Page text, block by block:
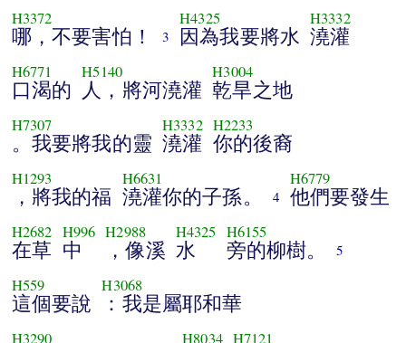
H3372
哪，不要害怕！ 3
H4325
因為我要將水
H3332
澆灌
H6771
口渴的
H5140
人，將河澆灌
H3004
乾旱之地
H7307
。我要將我的靈
H3332
澆灌
H2233
你的後裔
H1293
，將我的福
H6631
澆灌你的子孫。 4
H6779
他們要發生
H2682
在草
H996
中
H2988
，像溪
H4325
水
H6155
旁的柳樹。 5
H559
這個要說
H3068
：我是屬耶和華
H3290 H8034 H7121